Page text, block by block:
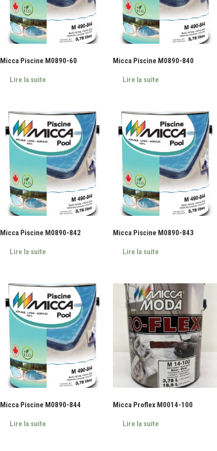
Micca Piscine M0890-60
Lire la suite
Micca Piscine M0890-840
Lire la suite
Micca Piscine M0890-842
Lire la suite
Micca Piscine M0890-843
Lire la suite
Micca Piscine M0890-844
Lire la suite
Micca Proflex M0014-100
Lire la suite